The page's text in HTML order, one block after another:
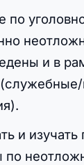
по
и в
и
по